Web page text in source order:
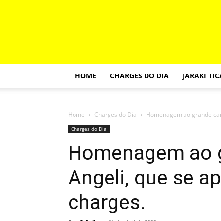
HOME CHARGES DO DIA JARAKI
Home Charges do Dia Homenagem ao grande
Charges do Dia
Homenagem
Angeli, que se
charges.